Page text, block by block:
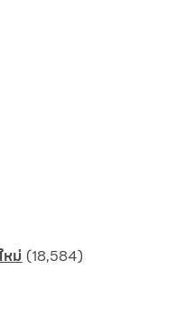
หม่(18,584)